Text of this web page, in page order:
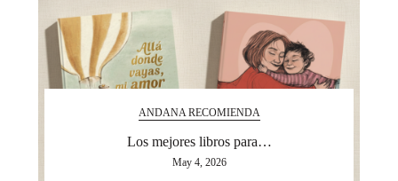
ANDANA RECOMIENDA
Los mejores libros para…
May 4, 2026